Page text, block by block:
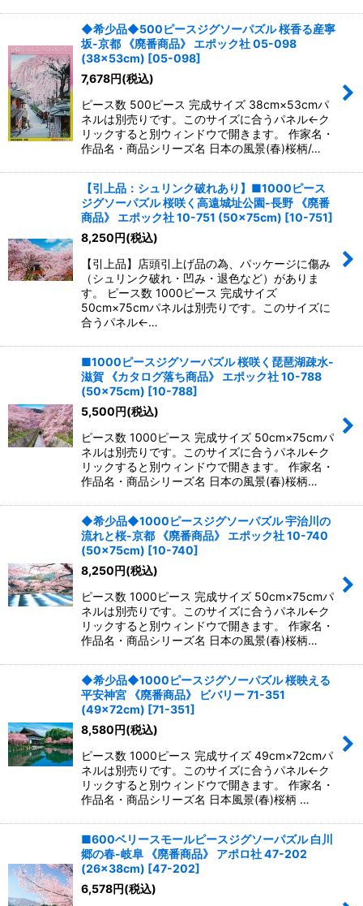
◆希少品◆500ピースジグソーパズル 桜香る産寧
坂-京都 《廃番商品》 エポック社 05-098
(38×53cm) [05-098]
7,678円(税込)
ピース数 500ピース 完成サイズ 38cm×53cmパ
ネルは別売りです。このサイズに合うパネル←ク
リックすると別ウィンドウで開きます。 作家名・
作品名・商品シリーズ名 日本の風景(春)桜柄/…
【引上品：シュリンク破れあり】■1000ピース
ジグソーパズル 桜咲く高遠城址公園-長野 《廃番
商品》 エポック社 10-751 (50×75cm) [10-751]
8,250円(税込)
【引上品】店頭引上げ品の為、パッケージに傷み
（シュリンク破れ・凹み・退色など）がありま
す。 ピース数 1000ピース 完成サイズ
50cm×75cmパネルは別売りです。このサイズに
合うパネル←…
■1000ピースジグソーパズル 桜咲く琵琶湖疎水-
滋賀 《カタログ落ち商品》 エポック社 10-788
(50×75cm) [10-788]
5,500円(税込)
ピース数 1000ピース 完成サイズ 50cm×75cmパ
ネルは別売りです。このサイズに合うパネル←ク
リックすると別ウィンドウで開きます。 作家名・
作品名・商品シリーズ名 日本の風景(春)桜柄…
◆希少品◆1000ピースジグソーパズル 宇治川の
流れと桜-京都 《廃番商品》 エポック社 10-740
(50×75cm) [10-740]
8,250円(税込)
ピース数 1000ピース 完成サイズ 50cm×75cmパ
ネルは別売りです。このサイズに合うパネル←ク
リックすると別ウィンドウで開きます。 作家名・
作品名・商品シリーズ名 日本の風景(春)桜柄…
◆希少品◆1000ピースジグソーパズル 桜映える
平安神宮 《廃番商品》 ビバリー 71-351
(49×72cm) [71-351]
8,580円(税込)
ピース数 1000ピース 完成サイズ 49cm×72cmパ
ネルは別売りです。このサイズに合うパネル←ク
リックすると別ウィンドウで開きます。 作家名・
作品名・商品シリーズ名 日本風景(春)桜柄 …
■600ベリースモールピースジグソーパズル 白川
郷の春-岐阜 《廃番商品》 アポロ社 47-202
(26×38cm) [47-202]
6,578円(税込)